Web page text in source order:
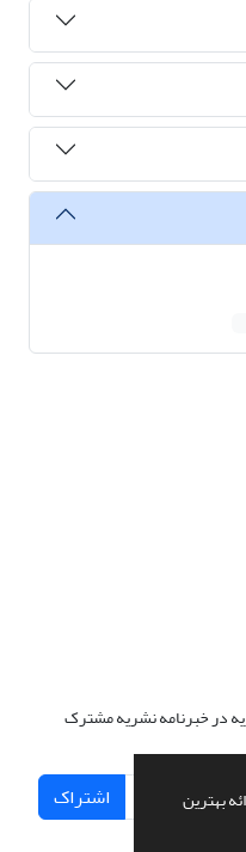
بهترین
در خبرنامه نشریه مشترک
اشتراک